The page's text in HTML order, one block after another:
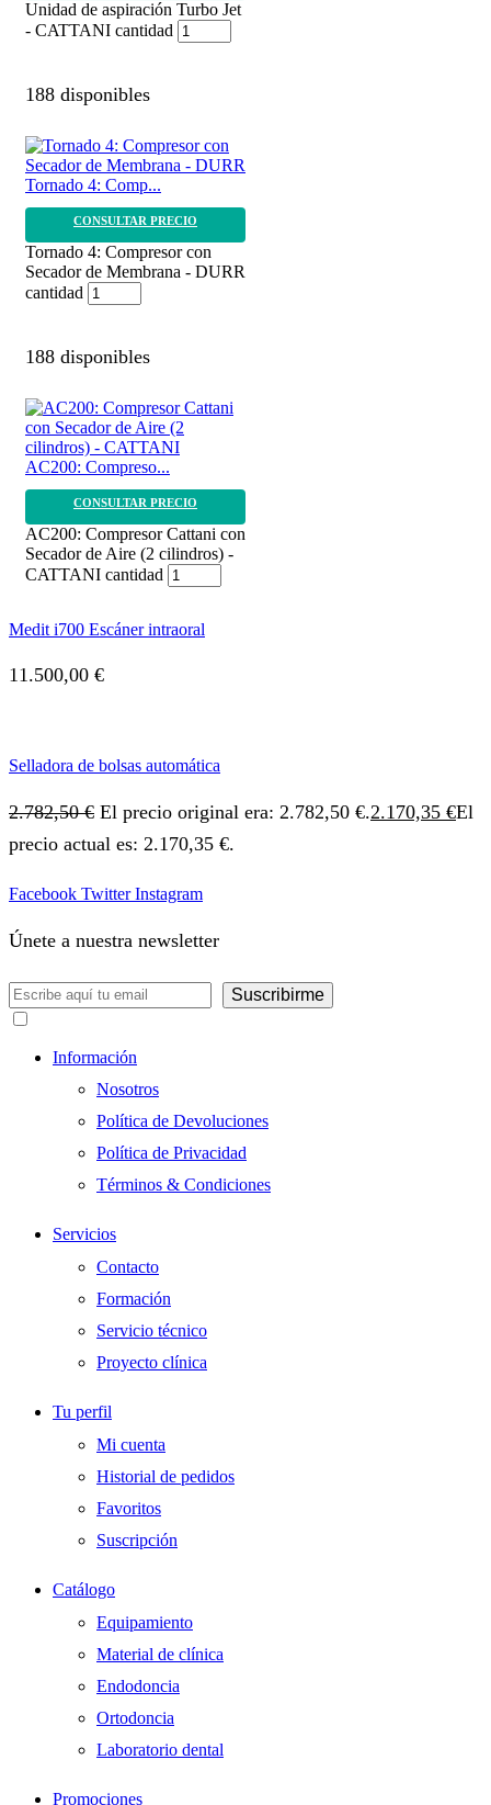
Unidad de aspiración Turbo Jet
- CATTANI cantidad
188 disponibles
Tornado 4: Comp...
CONSULTAR PRECIO
Tornado 4: Compresor con
Secador de Membrana - DURR
cantidad
188 disponibles
AC200: Compreso...
CONSULTAR PRECIO
AC200: Compresor Cattani con
Secador de Aire (2 cilindros) -
CATTANI cantidad
Medit i700 Escáner intraoral
11.500,00 €
Selladora de bolsas automática
2.782,50€ El precio original era: 2.782,50 €.2.170,35 €El
precio actual es: 2.170,35 €.
Facebook Twitter Instagram
Únete a nuestra newsletter
Información
Nosotros
Política de Devoluciones
Política de Privacidad
Términos & Condiciones
Servicios
Contacto
Formación
Servicio técnico
Proyecto clínica
Tu perfil
Mi cuenta
Historial de pedidos
Favoritos
Suscripción
Catálogo
Equipamiento
Material de clínica
Endodoncia
Ortodoncia
Laboratorio dental
Promociones